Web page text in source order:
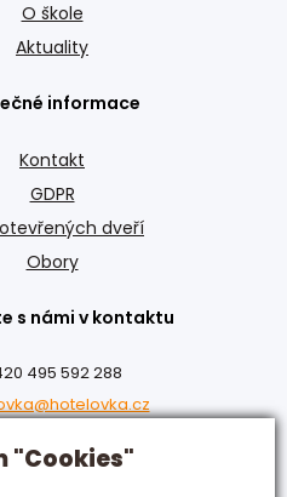
"Cookies"
O škole
Aktuality
informace
Kontakt
GDPR
dveří
Obory
s námi v kontaktu
495 592 288
armády 274/55,